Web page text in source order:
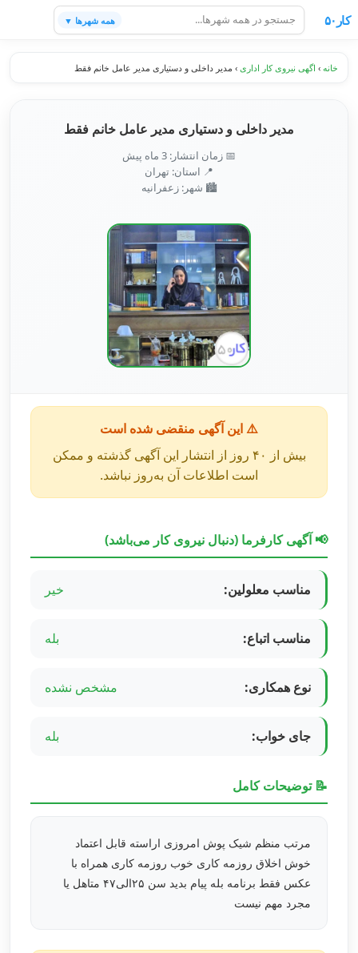
کار۵۰ همه شهرها ▼
خانه › اگهی نیروی کار اداری › مدیر داخلی و دستیاری مدیر عامل خانم فقط
مدیر داخلی و دستیاری مدیر عامل خانم فقط
📅 زمان انتشار: 3 ماه پیش
📍 استان: تهران
🏙️ شهر: زعفرانیه
⚠️ این آگهی منقضی شده است
بیش از ۴۰ روز از انتشار این آگهی گذشته و ممکن
است اطلاعات آن به‌روز نباشد.
📢 آگهی کارفرما (دنبال نیروی کار می‌باشد)
مناسب معلولین: خیر
مناسب اتباع: بله
نوع همکاری: مشخص نشده
جای خواب: بله
📝 توضیحات کامل
مرتب منظم شیک پوش امروزی اراسته قابل اعتماد
خوش اخلاق روزمه کاری خوب روزمه کاری همراه با
عکس فقط برنامه بله پیام بدید سن ۲۵الی۴۷ متاهل یا
مجرد مهم نیست